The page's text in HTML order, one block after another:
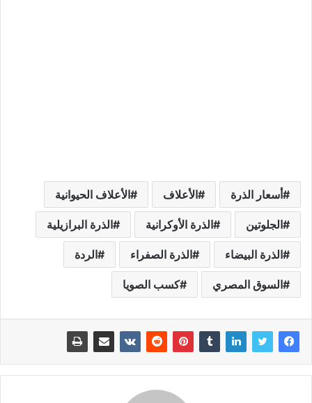
أسعار الذرة الأعلاف الأعلاف الحيوانية
الجلوتين الذرة الأوكرانية الذرة البرازيلية
الذرة البيضاء الذرة الصفراء الردة
السوق المصري كسب الصويا